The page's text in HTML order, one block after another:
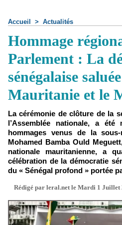
Accueil > Actualités
Hommage
Parlement : La
sénégalaise
Mauritanie et le
La cérémonie de clôture de la
l’Assemblée nationale, a
hommages venus de la
Mohamed Bamba Ould
nationale mauritanienne, a
célébration de la démocratie
du « Sénégal profond » portée
Rédigé par leral.net le Mardi 1 Juillet